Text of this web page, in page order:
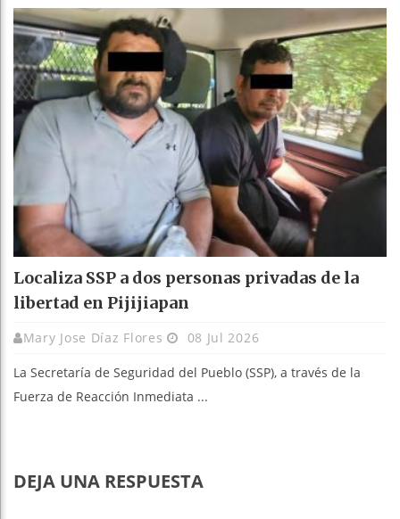
Localiza SSP a dos personas privadas de la
libertad en Pijijiapan
Mary Jose Díaz Flores 08 Jul 2026
La Secretaría de Seguridad del Pueblo (SSP), a través de la
Fuerza de Reacción Inmediata ...
DEJA UNA RESPUESTA